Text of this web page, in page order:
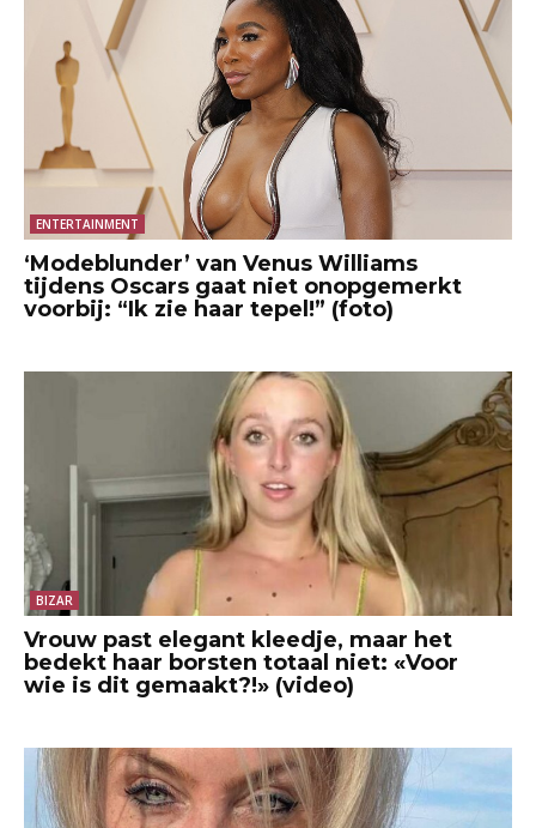
ENTERTAINMENT
‘Modeblunder’ van Venus Williams
tijdens Oscars gaat niet onopgemerkt
voorbij: “Ik zie haar tepel!” (foto)
BIZAR
Vrouw past elegant kleedje, maar het
bedekt haar borsten totaal niet: «Voor
wie is dit gemaakt?!» (video)